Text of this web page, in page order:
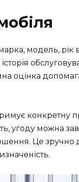
модель, рік
оцінка
конкретну
угоду можна
Це зручно